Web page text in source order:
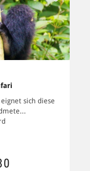
sich diese